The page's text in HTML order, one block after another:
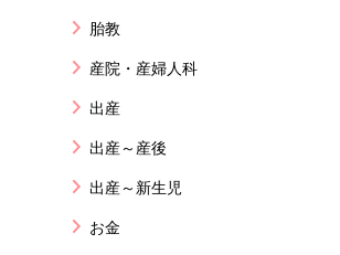
胎教
産院・産婦人科
出産
出産～産後
出産～新生児
お金